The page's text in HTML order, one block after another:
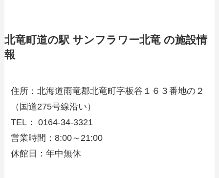
北竜町道の駅 サンフラワー北竜 の施設情
報
住所：北海道雨竜郡北竜町字板谷１６３番地の２
（国道275号線沿い）
TEL： 0164-34-3321
営業時間：8:00～21:00
休館日：年中無休